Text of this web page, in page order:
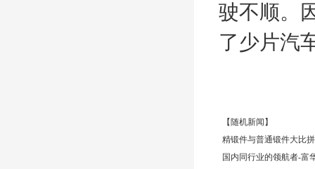
驶不顺。
了少片汽
【随机新闻】
精锻件与普通锻件大比拼
国内同行业的领航者-富